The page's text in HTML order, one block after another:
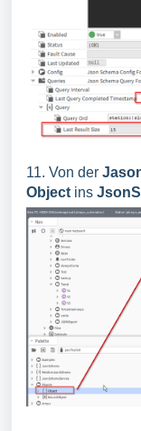
11. Von der
Object ins